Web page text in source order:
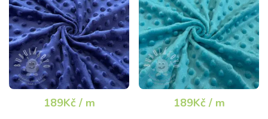
189Kč / m 189Kč / m